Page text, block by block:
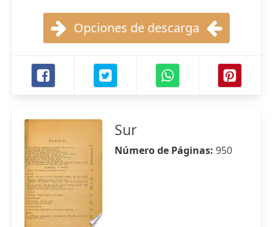
Opciones de descarga
Sur
Número de Páginas: 950